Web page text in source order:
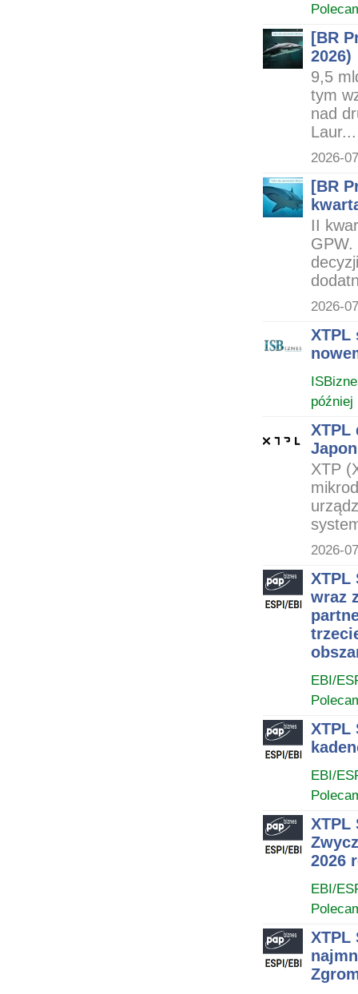
[BR
2026)
9,5
tym
nad
Laur...
2026-
[BR
II
2026-
XTPL
później
XTPL
XTP
2026-
XTPL
wraz
EBI/
XTPL
EBI/
XTPL
2026
EBI/
XTPL